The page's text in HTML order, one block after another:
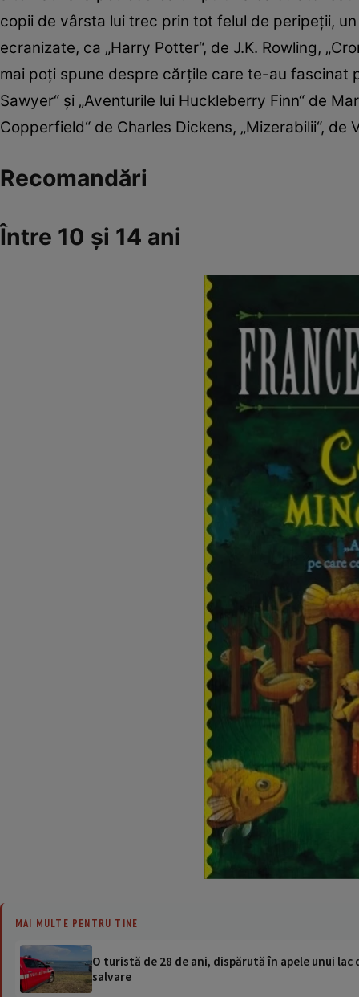
copii de vârsta lui trec prin tot felul de peripeţii,
ecranizate, ca „Harry Potter“, de J.K. Rowling,
mai poţi spune despre cărţile care te-au fascinat
Sawyer“ şi „Aventurile lui Huckleberry Finn“ de
Copperfield“ de Charles Dickens, „Mizerabilii“, de
Recomandări
Între 10 şi 14 ani
MAI MULTE PENTRU TINE
O turistă de 28 de ani, dispărută în apele unui
salvare